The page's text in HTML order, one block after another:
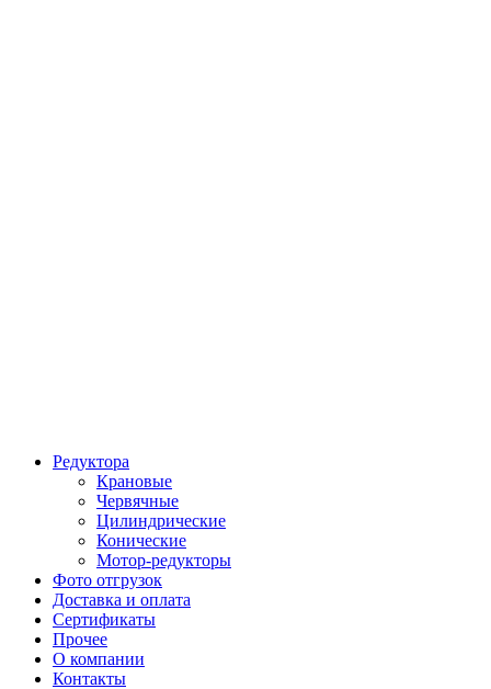
Редуктора
Крановые
Червячные
Цилиндрические
Конические
Мотор-редукторы
Фото отгрузок
Доставка и оплата
Сертификаты
Прочее
О компании
Контакты